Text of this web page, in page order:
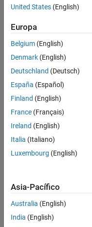
United States (English)
Europa
Belgium (English)
Denmark (English)
Deutschland (Deutsch)
España (Español)
Finland (English)
France (Français)
Ireland (English)
Italia (Italiano)
Luxembourg (English)
Asia-Pacífico
Australia (English)
India (English)
Centro de confianza
Política de privacidad
Información de contacto
© 1994-2026 The